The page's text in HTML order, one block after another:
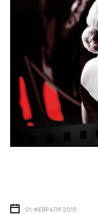
01 ФЕВРАЛЯ 2015